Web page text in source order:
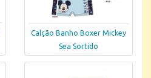
Calção Banho Boxer Mickey
Sea Sortido